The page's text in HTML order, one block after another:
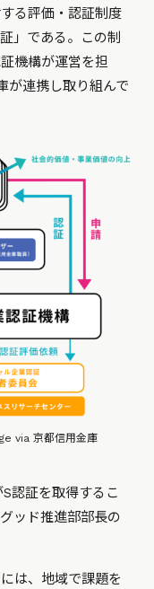
る評価・認証制度
」である。この制
機構が運営を担
が連携し取り組んで
via 京都信用金庫
認証を取得するこ
ッド推進部部長の
は、地域で課題を